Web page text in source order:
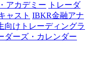
アカデミー
トレーダ
ャスト IBKR金融アナ
向けトレーディングラ
ダーズ・カレンダー